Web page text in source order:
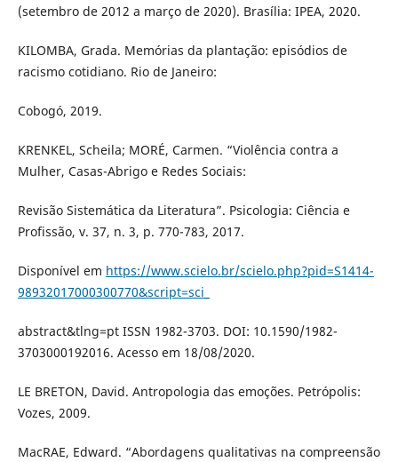
(setembro de 2012 a março de 2020). Brasília: IPEA, 2020.
KILOMBA, Grada. Memórias da plantação: episódios de
racismo cotidiano. Rio de Janeiro:
Cobogó, 2019.
KRENKEL, Scheila; MORÉ, Carmen. “Violência contra a
Mulher, Casas-Abrigo e Redes Sociais:
Revisão Sistemática da Literatura”. Psicologia: Ciência e
Profissão, v. 37, n. 3, p. 770-783, 2017.
Disponível em https://www.scielo.br/scielo.php?pid=S1414-
98932017000300770&script=sci_
abstract&tlng=pt ISSN 1982-3703. DOI: 10.1590/1982-
3703000192016. Acesso em 18/08/2020.
LE BRETON, David. Antropologia das emoções. Petrópolis:
Vozes, 2009.
MacRAE, Edward. “Abordagens qualitativas na compreensão